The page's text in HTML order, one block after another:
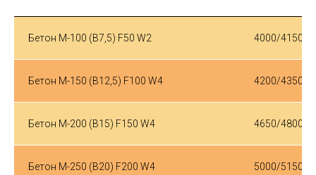
Бетон М-100 (B7,5) F50 W2 4000/4150
Бетон М-150 (B12,5) F100 W4 4200/4350
Бетон М-200 (B15) F150 W4 4650/4800
Бетон М-250 (B20) F200 W4 5000/5150